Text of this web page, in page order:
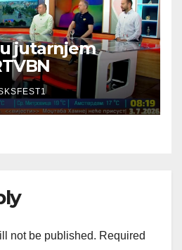
jutarnjem
not be published. Required